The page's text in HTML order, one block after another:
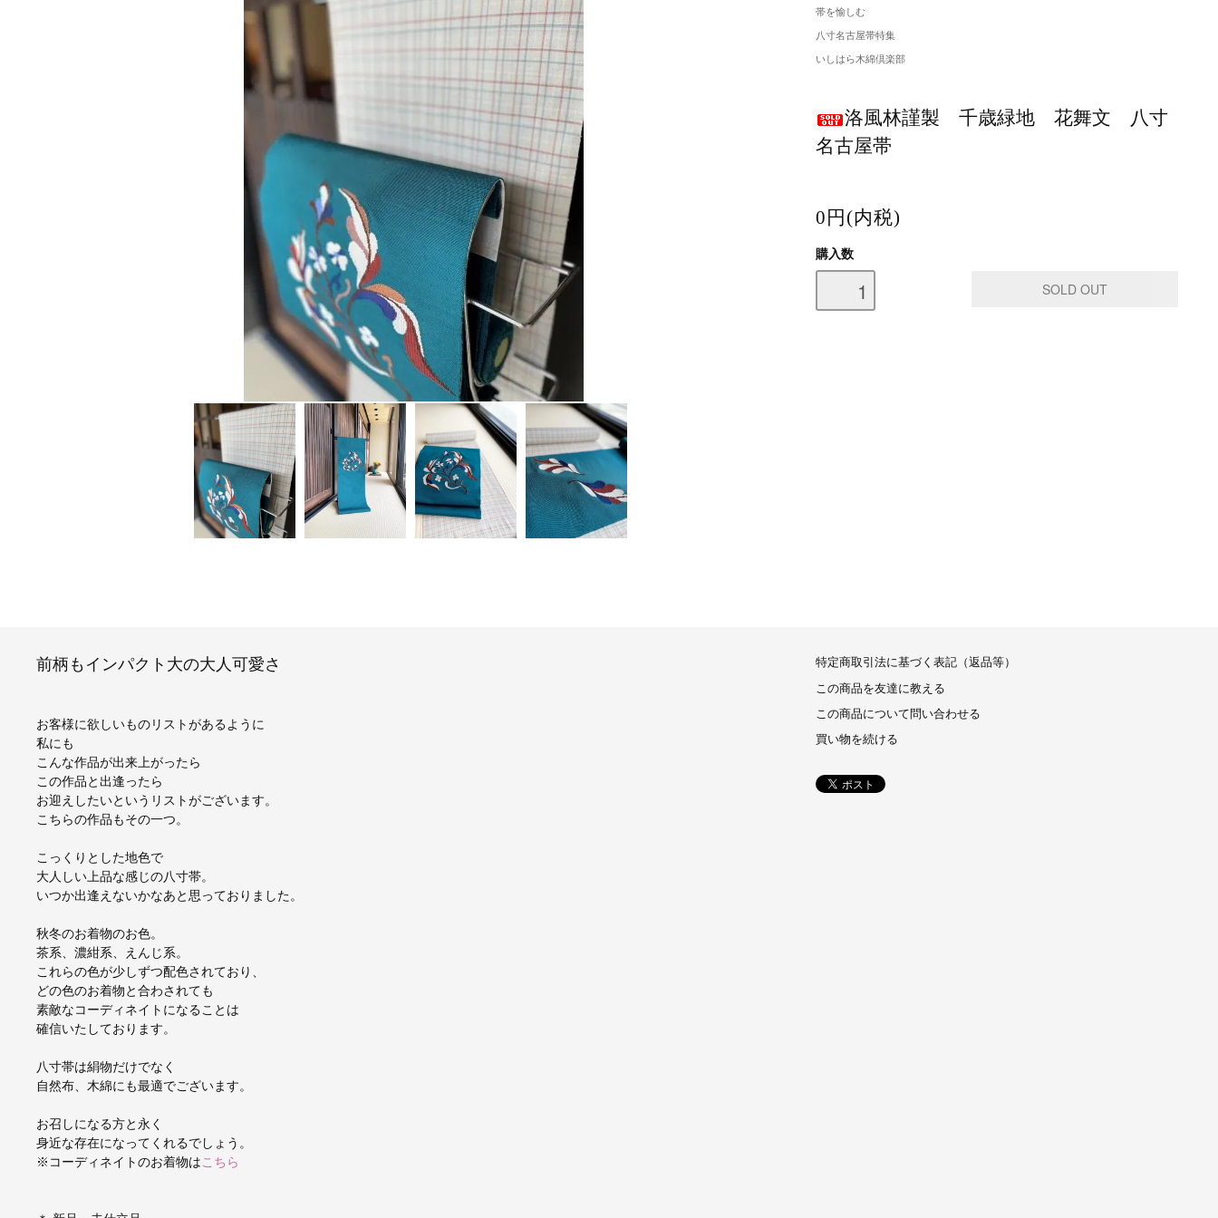
帯を愉しむ
八寸名古屋帯特集
いしはら木綿倶楽部
洛風林謹製 千歳緑地 花舞文 八寸
名古屋帯
0円(内税)
購入数
前柄もインパクト大の大人可愛さ
お客様に欲しいものリストがあるように
私にも
こんな作品が出来上がったら
この作品と出逢ったら
お迎えしたいというリストがございます。
こちらの作品もその一つ。
こっくりとした地色で
大人しい上品な感じの八寸帯。
いつか出逢えないかなあと思っておりました。
秋冬のお着物のお色。
茶系、濃紺系、えんじ系。
これらの色が少しずつ配色されており、
どの色のお着物と合わされても
素敵なコーディネイトになることは
確信いたしております。
八寸帯は絹物だけでなく
自然布、木綿にも最適でございます。
お召しになる方と永く
身近な存在になってくれるでしょう。
※コーディネイトのお着物は こちら
特定商取引法に基づく表記（返品等）
この商品を友達に教える
この商品について問い合わせる
買い物を続ける